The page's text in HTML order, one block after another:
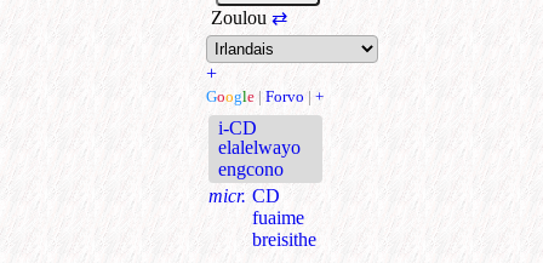
Zoulou ⇄
+
Google | Forvo | +
i-CD
elalelwayo
engcono
micr. CD
fuaime
breisithe